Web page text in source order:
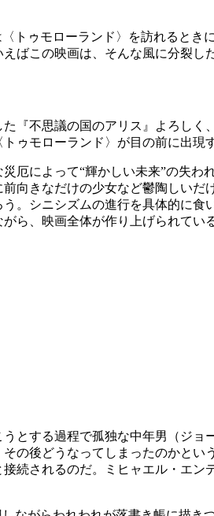
トゥモローランド〉を訪れるとき
ばこの映画は、そんな風に分裂し
『不思議の国のアリス』よろしく
ゥモローランド〉が目の前に出現
厄によって“輝かしい未来”の失わ
向きなだけの少女など鬱陶しいだ
。シニシズムの進行を具体的に
ら、映画全体が作り上げられている
とする過程で孤独な中年男（ジョ
の後どうなってしまったのかとい
続されるのだ。ミヒャエル・エン